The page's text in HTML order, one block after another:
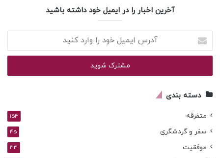
آخرین اخبار را در ایمیل خود داشته باشید
ایمیل
خود
وارد
دسته بندی
متفرقه 154
سفر و گردشگری 45
موفقیت 33